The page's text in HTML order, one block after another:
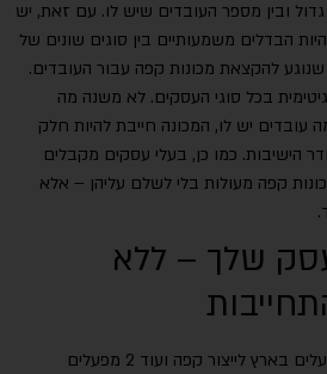
ובין מספר העובדים שיש לו. עם זאת, יש
הבדלים משמעותיים בין סוגים שונים של
להקצאת מכונות קפה עבור העובדים.
בכל סוגי העסקים. לא משנה מה
יש לו, המכונה חייבת להיות חלק
הישיבות. כמו כן, בעלי עסקים מקבלים
קפה מעולות בלי לשלם עליהן – אלא
שלך – ללא
COFFEEOL עובדת עם 4 מפעלים בארץ לייצור קפה ועוד 2 מפעלים